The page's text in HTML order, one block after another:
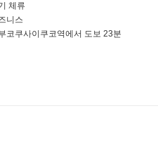
체류
니스
코쿠사이쿠코역에서 도보 23분